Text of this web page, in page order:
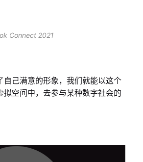
Connect 2021
自己满意的形象，我们就能以这个
拟空间中，去参与某种数字社会的